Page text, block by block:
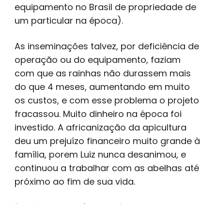
equipamento no Brasil de propriedade de
um particular na época).
As inseminações talvez, por deficiência de
operação ou do equipamento, faziam
com que as rainhas não durassem mais
do que 4 meses, aumentando em muito
os custos, e com esse problema o projeto
fracassou. Muito dinheiro na época foi
investido. A africanização da apicultura
deu um prejuízo financeiro muito grande à
família, porem Luiz nunca desanimou, e
continuou a trabalhar com as abelhas até
próximo ao fim de sua vida.